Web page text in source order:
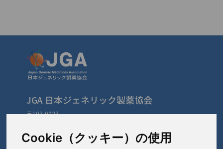
Cookie（クッキー）の使用
JGA 日本ジェネリック製薬協会
〒103-0023
TEL: 03-3279-1890 / FAX: 03-3241-2978